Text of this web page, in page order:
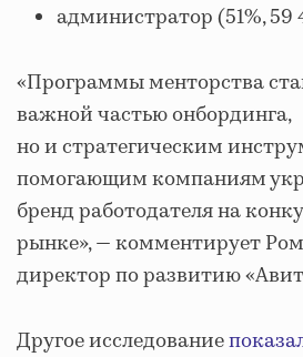
администратор (51%, 59
«Программы менторства
важной частью онбординга,
но и стратегическим
помогающим компаниям
бренд работодателя на
рынке», — комментирует
директор по развитию
Другое исследование